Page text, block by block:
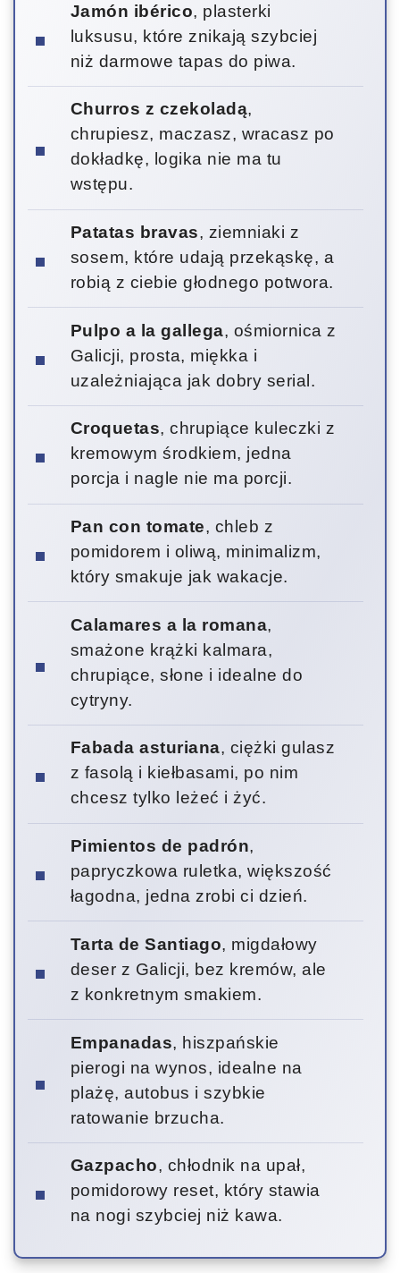
Jamón ibérico, plasterki
luksusu, które znikają szybciej
niż darmowe tapas do piwa.
Churros z czekoladą,
chrupiesz, maczasz, wracasz po
dokładkę, logika nie ma tu
wstępu.
Patatas bravas, ziemniaki z
sosem, które udają przekąskę, a
robią z ciebie głodnego potwora.
Pulpo a la gallega, ośmiornica z
Galicji, prosta, miękka i
uzależniająca jak dobry serial.
Croquetas, chrupiące kuleczki z
kremowym środkiem, jedna
porcja i nagle nie ma porcji.
Pan con tomate, chleb z
pomidorem i oliwą, minimalizm,
który smakuje jak wakacje.
Calamares a la romana,
smażone krążki kalmara,
chrupiące, słone i idealne do
cytryny.
Fabada asturiana, ciężki gulasz
z fasolą i kiełbasami, po nim
chcesz tylko leżeć i żyć.
Pimientos de padrón,
papryczkowa ruletka, większość
łagodna, jedna zrobi ci dzień.
Tarta de Santiago, migdałowy
deser z Galicji, bez kremów, ale
z konkretnym smakiem.
Empanadas, hiszpańskie
pierogi na wynos, idealne na
plażę, autobus i szybkie
ratowanie brzucha.
Gazpacho, chłodnik na upał,
pomidorowy reset, który stawia
na nogi szybciej niż kawa.